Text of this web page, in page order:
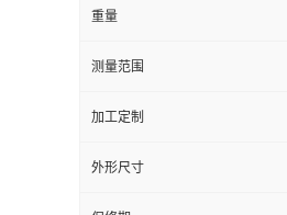
重量
测量范围
加工定制
外形尺寸